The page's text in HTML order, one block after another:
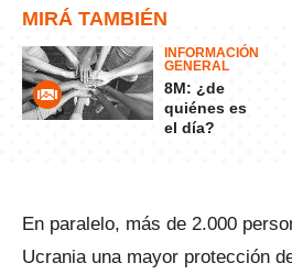
MIRÁ TAMBIÉN
INFORMACIÓN
GENERAL
8M: ¿de
quiénes es
el día?
En paralelo, más de 2.000
Ucrania una mayor protección